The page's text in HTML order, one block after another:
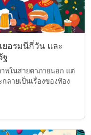
อรมนีกี่วัน และ
ฐ
าพในสายตาภายนอก แต่
ลายเป็นเรื่องของท้อง